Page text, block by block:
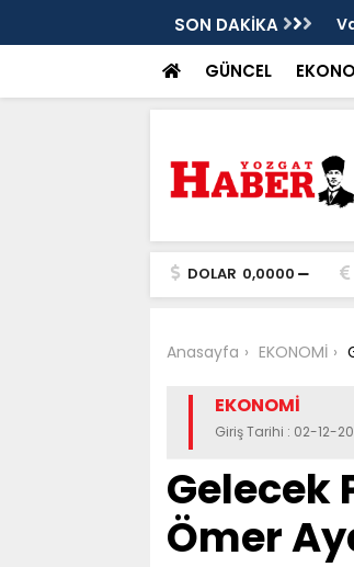
SON DAKİKA
GÜNCEL
DOLAR 0,0000
Anasayfa EKONOMİ
EKONOMİ
Giriş Tarihi : 02-12-
Gelecek
Ömer